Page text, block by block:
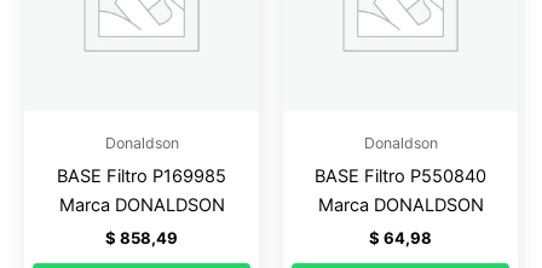
Donaldson
BASE Filtro P169985
Marca DONALDSON
$ 858,49
Donaldson
BASE Filtro P550840
Marca DONALDSON
$ 64,98